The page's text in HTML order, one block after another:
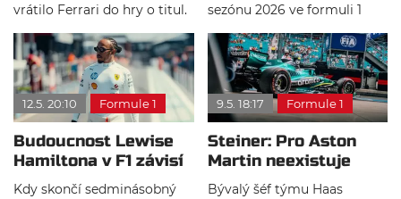
vrátilo Ferrari do hry o titul.
stáj varuje před předčasnou
euforií. Jeden úspěch podle
něj nadvládu Mercedesu
nezlomí.
sezónu 2026 ve formuli 1
Nová technická pravidla
podle něj otevřou prostor
pro výrazné výkonnostní
posuny a pořadí týmů se
může během roku
opakovaně měnit.
12.5. 20:10 Formule 1
Budoucnost Lewise
Hamiltona v F1 závisí
na jediné věci
Kdy skončí sedminásobný
9.5. 18:17 Formule 1
Steiner: Pro Aston
Martin neexistuje
žádná omluva
Bývalý šéf týmu Haas